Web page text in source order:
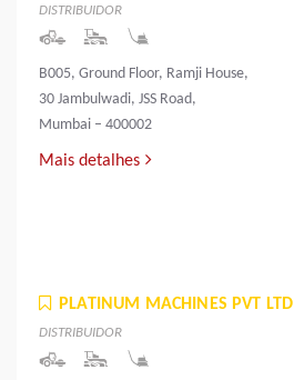
DISTRIBUIDOR
B005, Ground Floor, Ramji House,
30 Jambulwadi, JSS Road,
Mumbai – 400002
Mais detalhes
PLATINUM MACHINES PVT LTD
DISTRIBUIDOR